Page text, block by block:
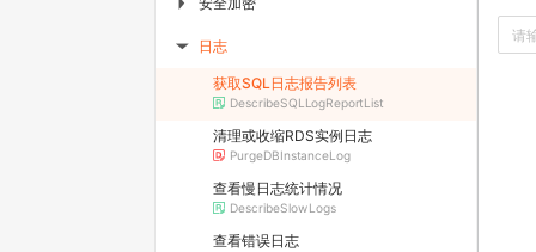
▶ 日志
获取SQL日志报告列表
DescribeSQLLogReportList
清理或收缩RDS实例日志
PurgeDBInstanceLog
查看慢日志统计情况
DescribeSlowLogs
查看错误日志